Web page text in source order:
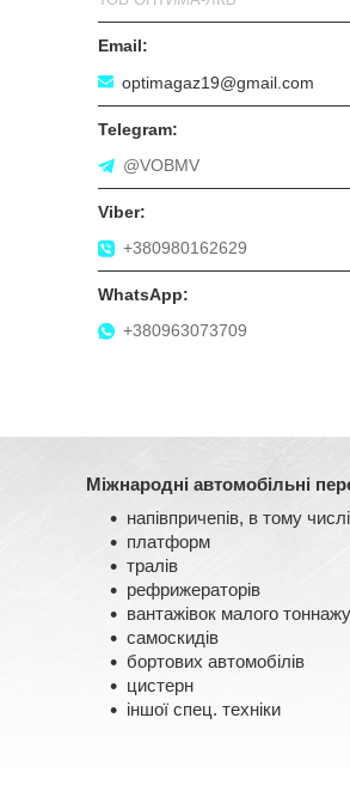
optimagaz19@gmail.com
@VOBMV
+380980162629
+380963073709
Міжнародні автомобільні
напівпричепів, в тому
платформ
тралів
рефрижераторів
вантажівок малого тоннажу
самоскидів
бортових автомобілів
цистерн
іншої спец. техніки